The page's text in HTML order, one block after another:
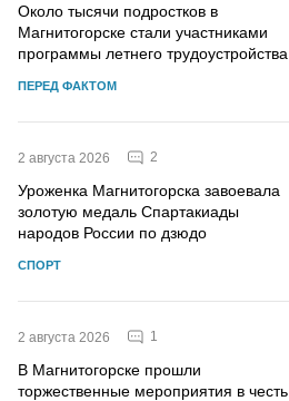
Около тысячи подростков в
Магнитогорске стали участниками
программы летнего трудоустройства
ПЕРЕД ФАКТОМ
2 августа 2026 2
Уроженка Магнитогорска завоевала
золотую медаль Спартакиады
народов России по дзюдо
СПОРТ
2 августа 2026 1
В Магнитогорске прошли
торжественные мероприятия в честь